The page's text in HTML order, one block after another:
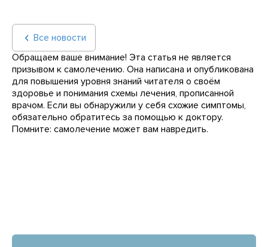
Все новости
Обращаем ваше внимание! Эта статья не является
призывом к самолечению. Она написана и опубликована
для повышения уровня знаний читателя о своём
здоровье и понимания схемы лечения, прописанной
врачом. Если вы обнаружили у себя схожие симптомы,
обязательно обратитесь за помощью к доктору.
Помните: самолечение может вам навредить.